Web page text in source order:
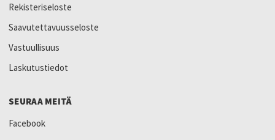
Rekisteriseloste
Saavutettavuusseloste
Vastuullisuus
Laskutustiedot
SEURAA MEITÄ
Facebook